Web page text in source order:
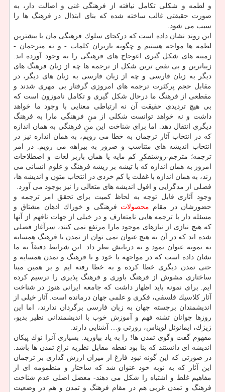
و لطمه و شكلی تكامل نیافته از فرهنگی غنی و اصالت دار، به
صورت حقیقتی غالب ساخته شده كه بنای ابتذال در فرهنگ ها را
سبب می شود.
این روند نشان داده است كه دركجای سلوك فرهنگی مان با بیشترین
لطمه ها مواجه هستیم و چگونه باربران كلمات - و نه مترجمان -
زمینه های شكل گیری اعوجاج های فرهنگی را به وجود آورده اند.
زیباترین و بی نقص ترین شكل از ترجمه ها چه از زبان فرهنگ های
دیگر به زبان فارسی و چه از زبان فارسی به زبان های دیگر، در
مقابل حجم پركثرت ترجمه های امروزی گرفتار بی مهری شدند و
مقطعی از فرهنگ ما درحال شكل گیری و تكامل ناموزون است كه
بی هیچ تردیدی حقیقت آن نه ارتباطی معنایی با وجود ما خواهد
داشت و نه خواهد توانست شكلی از منِ فرهنگی مارا به فرهنگ
دیگری انتقال دهد. اما برای شناخت این منِ فرهنگی به همان اندازه
كه در انتخاب آثار ترجمان به خطا می رویم، به همان اندازه نیز در
انتخاب اندیشه های متناسب و ضرور به بیراهه می رویم. در امر
ترجمه؛ مترجم-روشنفكرِ كم مایه یا همان باربر لغات و اصطلاحات
امروز به همان اندازه كه با تیشه بر ریشه فرهنگ و علوم انسانی می
زند، به همان اندازه با غفلت یا كم خردی در انتخاب متون و اندیشه ها،
فصلی از مدگرایی و افول اندیشه های متعالی را نیز بوجود می آورد.
وجود آثاری قابل توجه به لحاظ كمیت برای تحقق امر ترجمه و
حضورشان در مقام محصولات فرهنگی و خوراك اذهان مشتاق و
مسئله دار با ترجمه هایی نامتعارف و در خیلی از جهات نافهم از آنها
كه هیچ نیازی از نیازهای موجود مارا مرتفع نمی كنند، سرآغاز فصلی
شده اند كه در آن به هیچ عنوان نمی توان از تمدن یا فرهنگ همسایه
نه نمونه عنوان نمود و نه دربابش نظر داد. این شرایط دقیقاً به ما
نشان داده است كه در مواجهه با خود و با فرهنگ و تمدن همسایه و
حتی تمدن دیگری خطا كرده و به خطا رفته ایم و بر همین مبنا
ساختاری مشوش از فرهنگ باوری و فرهنگ پذیری را ترسیم كرده
ایم. برای نمونه باید اظهار داشت كه جامعه ایرانی هنوز در شناخت
آثار كلاسیك فلسفی، فكری و علمی جهان درمانده است. آثار خیلی از
اندیشمندان برجسته جهان به زبان فارسی برگردان ندارند، اما این
روزها جوانان تشنه فهم و آموزش خوب با اندیشمندانی نظیر بدیو،
ژیژك، ایمانوئل لویناس، رورتی و… آشنایی دارند.
مفهوم گفت وگوی تمدن ها! را به یاد بیاورید. بسیاری آنرا نوك پیكان
اندیشه ای دانستند كه بنا بود نقطه مقابل نظریه نزاع تمدن ها باشد.
در صورتی كه این گونه نبود فارغ از میزان ارزش گذاری بر ترجمان
این آثار كه به نوبه خود عنوان شد كه ساختار و منظمومه ای از
مفاهیم غلط و اشتباه را شكل می دهند- معضل اصلی عدم شناخت
فرهنگ و تمدن غربی هم در مقام فرهنگ و تمدن و هم در وضعیت